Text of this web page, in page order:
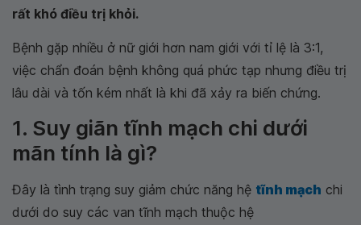
rất khó điều trị khỏi.
Bệnh gặp nhiều ở nữ giới hơn nam giới với tỉ lệ là 3:1,
việc chẩn đoán bệnh không quá phức tạp nhưng điều trị
lâu dài và tốn kém nhất là khi đã xảy ra biến chứng.
1. Suy giãn tĩnh mạch chi dưới
mãn tính là gì?
Đây là tình trạng suy giảm chức năng hệ tĩnh mạch chi
dưới do suy các van tĩnh mạch thuộc hệ